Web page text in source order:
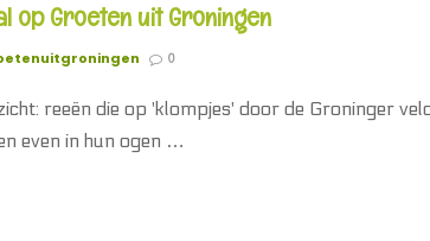
op Groeten uit Groningen
0
reeën die op 'klompjes' door de Groninger
even in hun ogen …